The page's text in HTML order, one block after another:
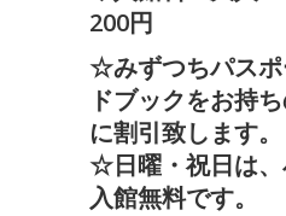
200円
☆みずつちパスポ
ドブックをお持
に割引致します。
☆日曜・祝日は、
入館無料です。